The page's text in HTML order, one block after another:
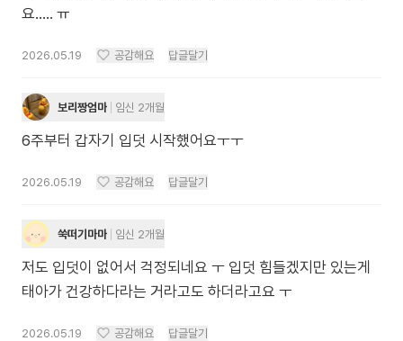
요..... ㅠ
2026.05.19 공감해요 답글달기
보리짱엄마 임신 2개월
6주부터 갑자기 입덧 시작했어요ㅜㅜ
2026.05.19 공감해요 답글달기
쑥떠기마마 임신 2개월
저도 입덧이 없어서 걱정되네요 ㅜ 입덧 힘들겠지만 있는게
태아가 건강하다라는 거라고도 하더라고요 ㅜ
2026.05.19 공감해요 답글달기